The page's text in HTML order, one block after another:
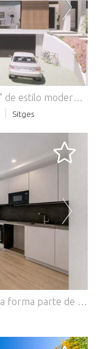
Sitges
Este excepcional piso de obra nueva forma parte de una exclusiva promoción de tres viviendas modernas, con una ubicación ideal en la calle Sant Antoni, en pleno centro de Sitges. Su céntrica ubicación permite acceder fácilmente a pie a todos los servicios, restaurantes y demás comodidades, mientras que la playa se encuentra a pocos minutos. El piso cuenta con un luminoso salón- salón-comedor conectado a una moderna cocina totalmente equipada. El dormitorio es amplio y el baño dispone de acabados de alta calidad y una ducha independiente. Una terraza exterior ofrece un valioso espacio al aire libre, algo poco común en esta céntrica ubicación. El piso se entrega completamente amueblado y listo para entrar a vivir. Sitges goza de excelentes conexiones con el aeropuerto de Barcelona-El Prat, a unos 30 minutos en coche, y con servicios ferroviarios regulares que la conectan con Barcelona y la red AVE. Gracias a su ubicación privilegiada, su carácter de obra nueva y la fuerte demanda de alquiler en la zona, el piso ofrece un gran potencial tanto para quienes buscan un estilo de vida cómodo como para quienes buscan una inversión. Póngase en contacto con nosotros para obtener más información. Comercializado por Dils Lucas Fox (Lucas Trading, S.L. con CIF B64125438), actuando como intermediario inmobiliario. La información facilitada es meramente informativa, basada en datos proporcionados por la propiedad, y puede estar sujeta a modificaciones. No constituye oferta contractual.